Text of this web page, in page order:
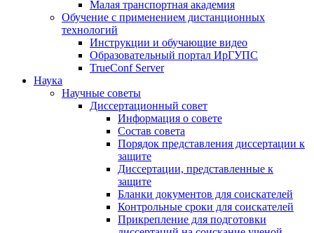
Малая транспортная академия
Обучение с применением дистанционных
технологий
Инструкции и обучающие видео
Образовательный портал ИрГУПС
TrueConf Server
Наука
Научные советы
Диссертационный совет
Информация о совете
Состав совета
Порядок представления диссертации к
защите
Диссертации, представленные к
защите
Бланки документов для соискателей
Контрольные сроки для соискателей
Прикрепление для подготовки